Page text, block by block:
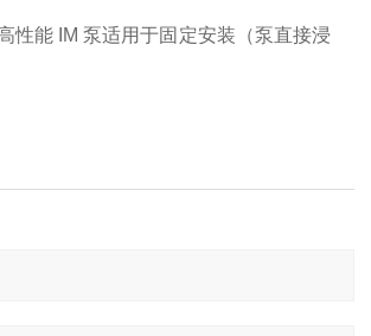
性能 IM 泵适用于固定安装（泵直接浸